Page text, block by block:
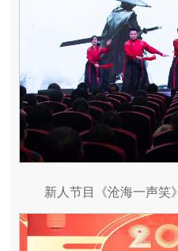
新人节目《沧海一声笑》